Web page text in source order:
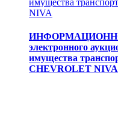
имущества
NIVA
электронного
имущества
CHEVROLET NIVA